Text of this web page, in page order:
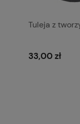
Tuleja z
33,00 zł